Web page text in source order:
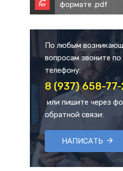
формате .pdf
По любым
вопросам звоните по
телефону:
8 (937) 658-
или пишите через
обратной связи:
НАПИСАТЬ